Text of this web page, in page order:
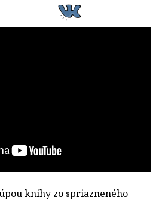
knihy zo spriazneného